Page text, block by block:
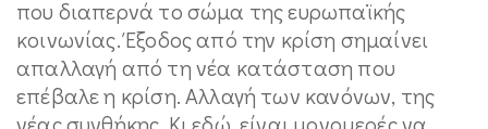
που διαπερνά το σώμα της ευρωπαϊκής
κοινωνίας. Έξοδος από την κρίση σημαίνει
απαλλαγή από τη νέα κατάσταση που
επέβαλε η κρίση. Αλλαγή των κανόνων, της